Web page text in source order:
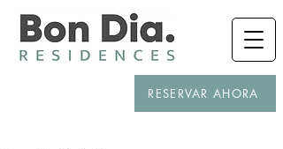
RESERVAR AHORA